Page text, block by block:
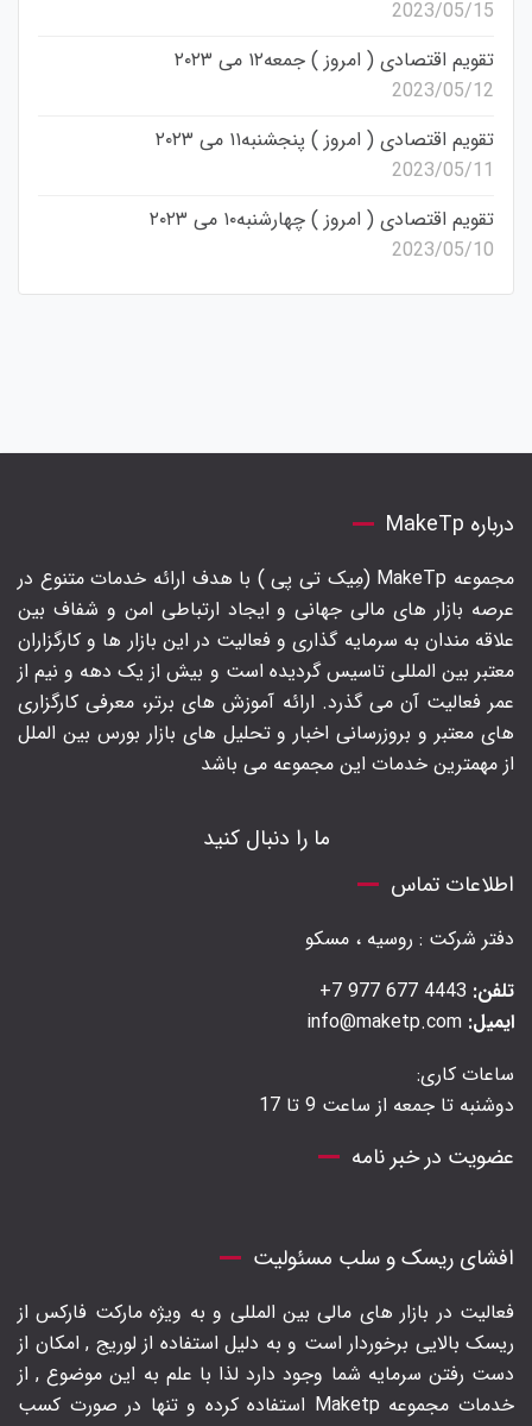
2023/05/15
تقویم اقتصادی ( امروز ) جمعه۱۲ می ۲۰۲۳
2023/05/12
تقویم اقتصادی ( امروز ) پنجشنبه۱۱ می ۲۰۲۳
2023/05/11
تقویم اقتصادی ( امروز ) چهارشنبه۱۰ می ۲۰۲۳
2023/05/10
درباره MakeTp
مجموعه MakeTp (مِیک تی پی ) با هدف ارائه خدمات متنوع در
عرصه بازار های مالی جهانی و ایجاد ارتباطی امن و شفاف بین
علاقه مندان به سرمایه گذاری و فعالیت در این بازار ها و کارگزاران
معتبر بین المللی تاسیس گردیده است و بیش از یک دهه و نیم از
عمر فعالیت آن می گذرد. ارائه آموزش های برتر‍، معرفی کارگزاری
های معتبر و بروزرسانی اخبار و تحلیل های بازار بورس بین الملل
از مهمترین خدمات این مجموعه می باشد
ما را دنبال کنید
اطلاعات تماس
دفتر شرکت : روسیه ، مسکو
تلفن:
ایمیل:
ساعات کاری:
دوشنبه تا جمعه از ساعت 9 تا 17
عضویت در خبر نامه
افشای ریسک و سلب مسئولیت
فعالیت در بازار های مالی بین المللی و به ویژه مارکت فارکس از
ریسک بالایی برخوردار است و به دلیل استفاده از لوریج , امکان از
دست رفتن سرمایه شما وجود دارد لذا با علم به این موضوع , از
خدمات مجموعه Maketp استفاده کرده و تنها در صورت کسب